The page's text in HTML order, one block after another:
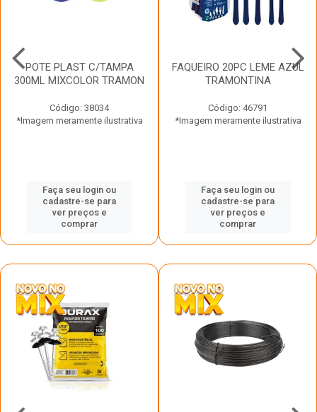
POTE PLAST C/TAMPA
300ML MIXCOLOR TRAMON
Código: 38034
*Imagem meramente ilustrativa
Faça seu login ou
cadastre-se para
ver preços e
comprar
FAQUEIRO 20PC LEME AZUL
TRAMONTINA
Código: 46791
*Imagem meramente ilustrativa
Faça seu login ou
cadastre-se para
ver preços e
comprar